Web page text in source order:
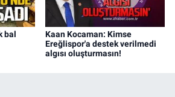
bal
Kaan Kocaman: Kimse
Ereğlispor'a destek verilmedi
algısı oluşturmasın!